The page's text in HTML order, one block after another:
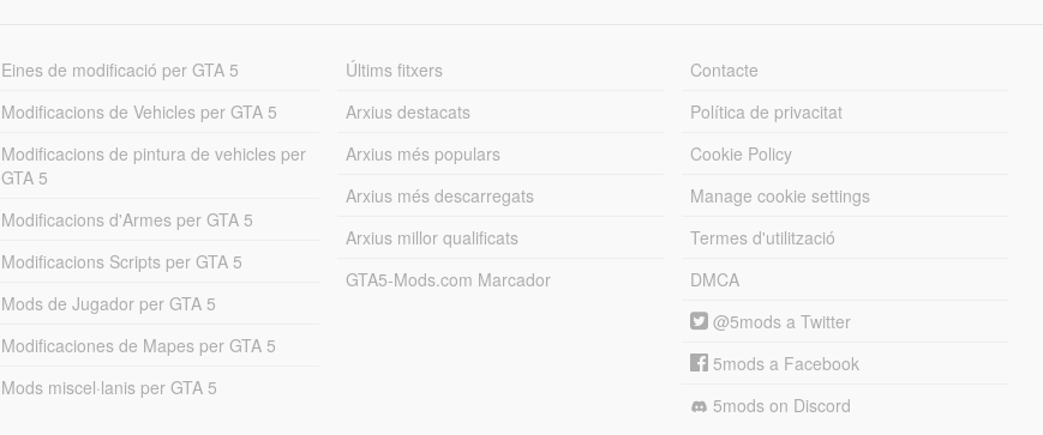
Eines de modificació per GTA 5
Modificacions de Vehicles per GTA 5
Modificacions de pintura de vehicles per
GTA 5
Modificacions d'Armes per GTA 5
Modificacions Scripts per GTA 5
Mods de Jugador per GTA 5
Modificaciones de Mapes per GTA 5
Mods miscel·lanis per GTA 5
Últims fitxers
Arxius destacats
Arxius més populars
Arxius més descarregats
Arxius millor qualificats
GTA5-Mods.com Marcador
Contacte
Política de privacitat
Cookie Policy
Manage cookie settings
Termes d'utilització
DMCA
@5mods a Twitter
5mods a Facebook
5mods on Discord